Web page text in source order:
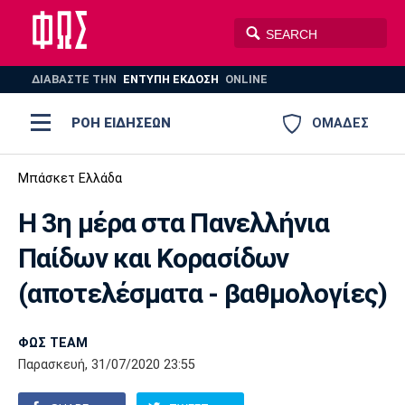
ΔΙΑΒΑΣΤΕ THN ΕΝΤΥΠΗ ΕΚΔΟΣΗ ONLINE
ΟΜΑΔΕΣ
ΡΟΗ ΕΙΔΗΣΕΩΝ
ΠΟΔΟΣΦΑΙΡΟ
ΒΟΛΕΪ
AUTO-MOTO PLUS
Ποδόσφαιρο
Super League 1
Super League 2
Ελλάδα
Μπάσκετ
Ελλάδα
EuroLeague
Ολυμπιακοί Αγώνες
Πόλο
Ολυμπιακός ΑΕΚ ΠΑΟΚ
Παναθηναϊκός Ατρόμητος
Μπάσκετ Ελλάδα
Η 3η μέρα στα Πανελλήνια
Παίδων και Κορασίδων
(αποτελέσματα - βαθμολογίες)
ΦΩΣ TEAM
Παρασκευή, 31/07/2020 23:55